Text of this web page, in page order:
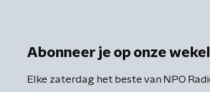
Abonneer je op onze
Elke zaterdag het beste van NPO